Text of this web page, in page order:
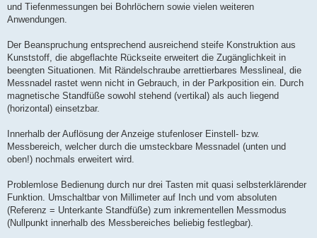
und Tiefenmessungen bei Bohrlöchern sowie vielen weiteren
Anwendungen.
Der Beanspruchung entsprechend ausreichend steife Konstruktion aus
Kunststoff, die abgeflachte Rückseite erweitert die Zugänglichkeit in
beengten Situationen. Mit Rändelschraube arrettierbares Messlineal, die
Messnadel rastet wenn nicht in Gebrauch, in der Parkposition ein. Durch
magnetische Standfüße sowohl stehend (vertikal) als auch liegend
(horizontal) einsetzbar.
Innerhalb der Auflösung der Anzeige stufenloser Einstell- bzw.
Messbereich, welcher durch die umsteckbare Messnadel (unten und
oben!) nochmals erweitert wird.
Problemlose Bedienung durch nur drei Tasten mit quasi selbsterklärender
Funktion. Umschaltbar von Millimeter auf Inch und vom absoluten
(Referenz = Unterkante Standfüße) zum inkrementellen Messmodus
(Nullpunkt innerhalb des Messbereiches beliebig festlegbar).